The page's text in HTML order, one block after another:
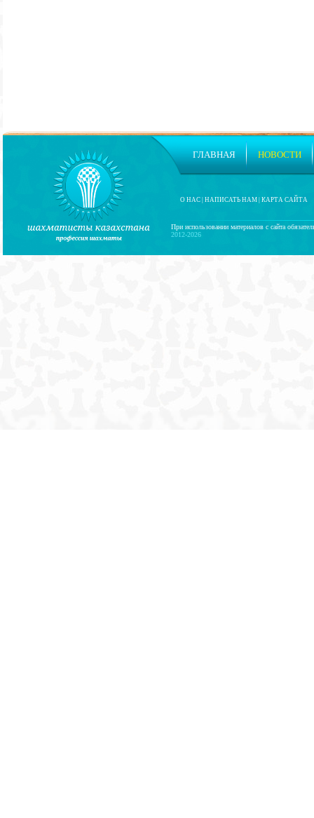
При использовании материалов с сайта
2012-2026
О НАС НАПИСАТЬ НАМ КАРТА САЙТА
ГЛАВНАЯ НОВОСТИ